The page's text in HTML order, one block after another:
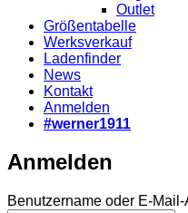
Outlet
Größentabelle
Werksverkauf
Ladenfinder
News
Kontakt
Anmelden
#werner1911
Anmelden
Benutzername oder E-